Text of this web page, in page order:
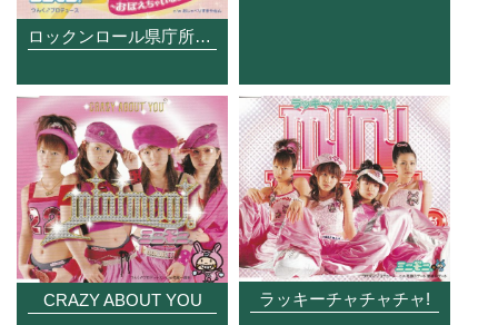
ロックンロール県庁所在地
CRAZY ABOUT YOU ラッキーチャチャチャ!